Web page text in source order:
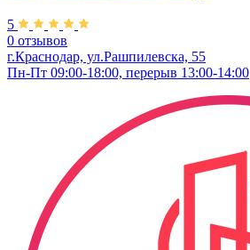
5
0 отзывов
г.Краснодар, ул.Рашпилевска, 55
Пн-Пт 09:00-18:00, перерыв 13:00-14:00